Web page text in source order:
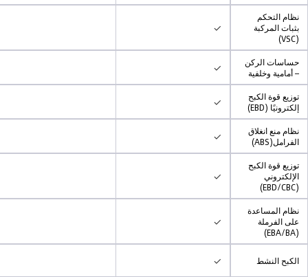
نظام التحكم
بثبات المركبة
(VSC)
✓
حساسات الركن
– أمامية وخلفية
✓
توزيع قوة الكبح
إلكترونيًا (EBD)
✓
نظام منع انغلاق
الفرامل(ABS)
✓
توزيع قوة الكبح
الإلكتروني
(EBD/CBC)
✓
نظام المساعدة
على الفرملة
(EBA/BA)
✓
الكبح النشط ✓